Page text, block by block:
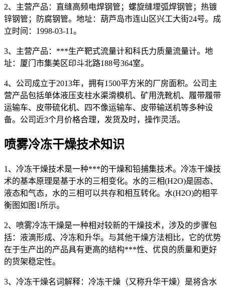
2、主营产品：直缝高频电焊钢管；螺旋缝埋弧焊钢管；热镀
锌钢管；防腐钢管。地址：葫芦岛市连山区兴工大街24号。成
立时间：1998-03-11。
3、主营产品：***生产靶式流量计和科氏力质量流量计。地
址：厦门市集美区印斗北路188号364室。
4、公司成立于2013年，拥有1500平方米的厂房面积。公司主
营产品包括单体液压支柱水渠滑模机、矿用洗靴机、履带履带
运输车、皮带硫化机、四不像运输车、皮带输送机等多种设
备。公司近3个月价格合理，发货及时，操作灵活。
喷雾冷冻干燥技术知识
1、冷冻干燥技术是一种***的干燥和铅捕集技术。冷冻干燥技
术的基本原理是基于水的三相变化。水的三相(H2O)是固态、
液态和气态，水的三相可以共存和相互转化。水(H2O)的相平
衡图如图1所示。
2、喷雾冷冻干燥是一种相对较新的干燥技术，涉及的步骤包
括：液滴形成、冷冻和升华。与其他干燥方法相比，它的优势
在于生产出的产品具有更高的结构***性、优良的质量和更好
的货架稳定性。
3、冷冻干燥名词解释：冷冻干燥（又称升华干燥）是将含水